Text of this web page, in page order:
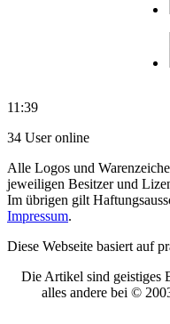
11:39
34 User online
Alle Logos und
jeweiligen Besitzer und
Im übrigen gilt
Impressum.
Diese Webseite basiert auf
Die Artikel sind geistiges
alles andere bei ©